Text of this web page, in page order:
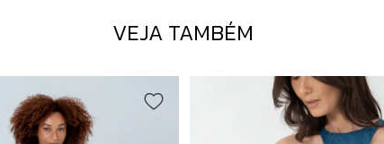
VEJA TAMBÉM